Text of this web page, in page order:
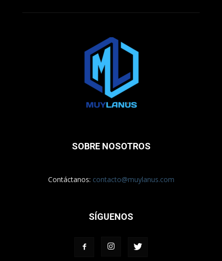
SOBRE NOSOTROS
Contáctanos: contacto@muylanus.com
SÍGUENOS